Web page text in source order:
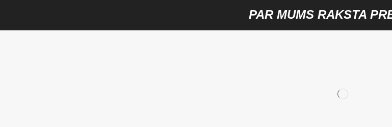
PAR MUMS RAKSTA